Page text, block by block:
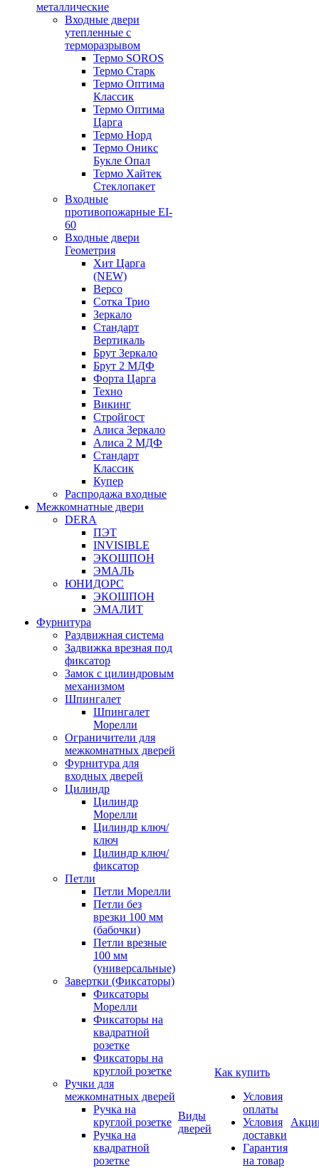
металлические
Входные двери
утепленные с
терморазрывом
Термо SOROS
Термо Старк
Термо Оптима
Классик
Термо Оптима
Царга
Термо Норд
Термо Оникс
Букле Опал
Термо Хайтек
Стеклопакет
Входные
противопожарные EI-
60
Входные двери
Геометрия
Хит Царга
(NEW)
Версо
Сотка Трио
Зеркало
Стандарт
Вертикаль
Брут Зеркало
Брут 2 МДФ
Форта Царга
Техно
Викинг
Стройгост
Алиса Зеркало
Алиса 2 МДФ
Стандарт
Классик
Купер
Распродажа входные
Межкомнатные двери
DERA
ПЭТ
INVISIBLE
ЭКОШПОН
ЭМАЛЬ
ЮНИДОРС
ЭКОШПОН
ЭМАЛИТ
Фурнитура
Раздвижная система
Задвижка врезная под
фиксатор
Замок с цилиндровым
механизмом
Шпингалет
Шпингалет
Морелли
Ограничители для
межкомнатных дверей
Фурнитура для
входных дверей
Цилиндр
Цилиндр
Морелли
Цилиндр ключ/
ключ
Цилиндр ключ/
фиксатор
Петли
Петли Морелли
Петли без
врезки 100 мм
(бабочки)
Петли врезные
100 мм
(универсальные)
Завертки (Фиксаторы)
Фиксаторы
Морелли
Фиксаторы на
квадратной
розетке
Фиксаторы на
круглой розетке
Ручки для
межкомнатных дверей
Ручка на
круглой розетке
Ручка на
квадратной
розетке
Виды
дверей
Как купить
Условия
оплаты
Условия
доставки
Гарантия
на товар